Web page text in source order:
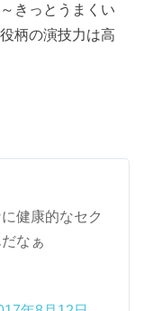
きっとうまくい
柄の演技力は高
健康的なセク
なぁ